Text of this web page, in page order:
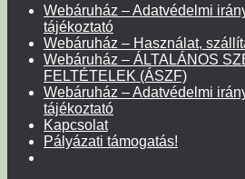
Webáruház – Adatvédelmi
tájékoztató
Webáruház – Használat,
Webáruház – ÁLTALÁNOS
FELTÉTELEK (ÁSZF)
Webáruház – Adatvédelmi
tájékoztató
Kapcsolat
Pályázati támogatás!